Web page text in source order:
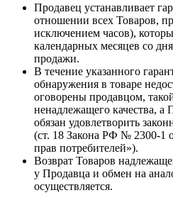
Продавец устанавливает
отношении всех Товаров,
исключением часов),
календарных месяцев со
продажи.
В течение указанного
обнаружения в товаре
оговорены продавцом,
ненадлежащего качества, а
обязан удовлетворить
(ст. 18 Закона РФ № 2300-1
прав потребителей»).
Возврат Товаров
у Продавца и обмен на
осуществляется.